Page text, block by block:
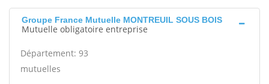
Groupe France Mutuelle MONTREUIL SOUS BOIS
Mutuelle obligatoire entreprise
Département: 93
mutuelles